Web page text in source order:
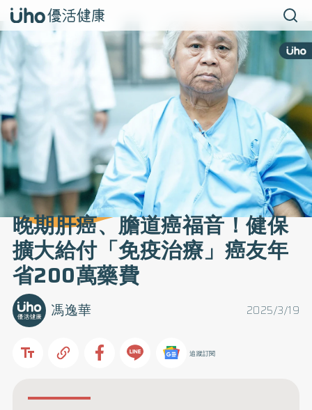
晚期肝癌、膽道癌福音！健保
擴大給付「免疫治療」癌友年
省200萬藥費
2025/3/19
馮逸華
追蹤訂閱